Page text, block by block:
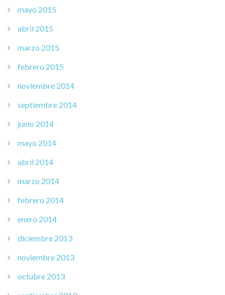
mayo 2015
abril 2015
marzo 2015
febrero 2015
noviembre 2014
septiembre 2014
junio 2014
mayo 2014
abril 2014
marzo 2014
febrero 2014
enero 2014
diciembre 2013
noviembre 2013
octubre 2013